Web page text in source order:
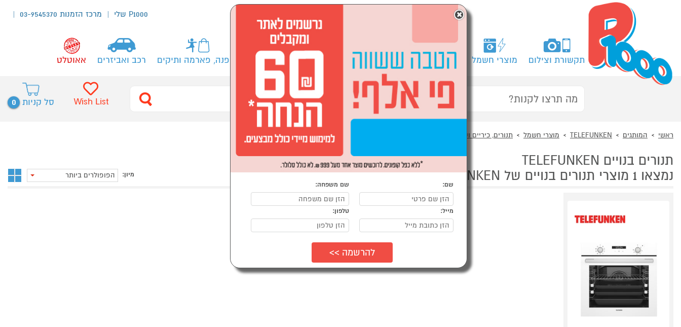
P1000 שלי מרכז הזמנות 03-9545370
תקשורת וצילום מוצרי חשמל מחשבים וציוד היקפי לבית ולגן ספורט, מחנאות וילדים אופנה, פארמה ותיקים רכב ואביזרים אאוטלט
סל קניות 0 Wish List
ראשי המותגים TELEFUNKEN מוצרי חשמל תנורים, כיריים וקולטים
תנורים בנויים TELEFUNKEN
נמצאו 1 מוצרי תנורים בנויים של TELEFUNKEN
מיון: הפופולרים ביותר
×
שם: שם משפחה:
מייל: טלפון: